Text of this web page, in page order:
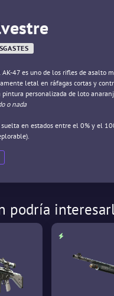
47 es uno de los rifles de asalto
letal en ráfagas cortas y
pintura personalizada de loto
o nada
en estados entre el 0% y el
podría